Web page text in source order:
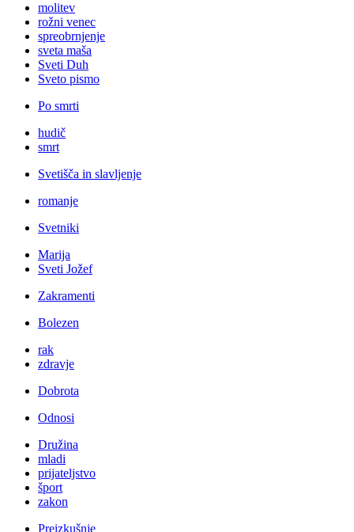
molitev
rožni venec
spreobrnjenje
sveta maša
Sveti Duh
Sveto pismo
Po smrti
hudič
smrt
Svetišča in slavljenje
romanje
Svetniki
Marija
Sveti Jožef
Zakramenti
Bolezen
rak
zdravje
Dobrota
Odnosi
Družina
mladi
prijateljstvo
šport
zakon
Preizkušnje